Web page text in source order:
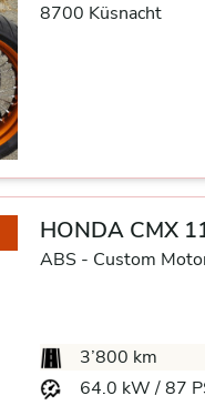
8700 Küsnacht
HONDA CMX
ABS - Custom
3’800 km
64.0 kW / 87